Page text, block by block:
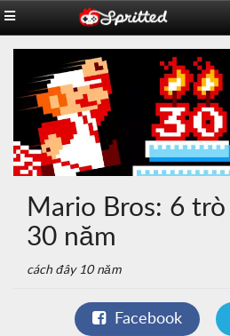
Mario Bros: 6
30 năm
cách đây 10 năm
Facebook